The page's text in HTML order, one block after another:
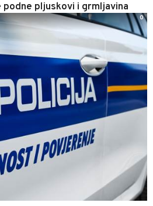
pljuskovi i grmljavina
0